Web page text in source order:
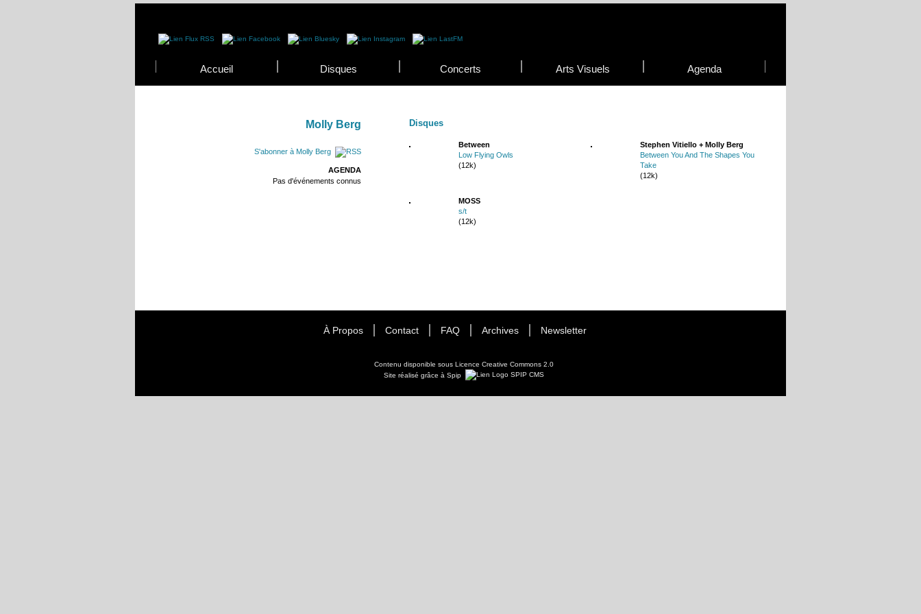
Accueil Disques Concerts Arts Visuels Agenda
Molly Berg
S'abonner à Molly Berg
AGENDA
Pas d'événements connus
Disques
Between
Low Flying Owls
(12k)
Stephen Vitiello + Molly Berg
Between You And The Shapes You
Take
(12k)
MOSS
s/t
(12k)
À Propos Contact FAQ Archives Newsletter
Contenu disponible sous Licence Creative Commons 2.0
Site réalisé grâce à Spip